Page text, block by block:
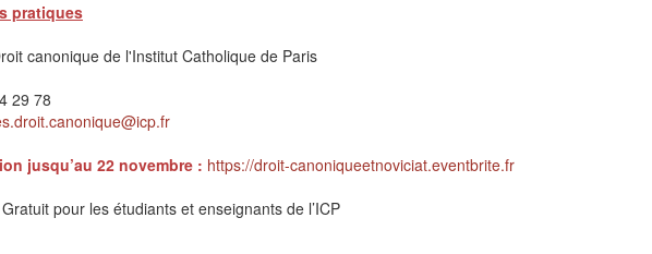
pratiques
canonique de l'Institut Catholique de Paris
29 78
jusqu’au 22 novembre : https://droit-canoniqueetnoviciat.eventbrite.fr
pour les étudiants et enseignants de l’ICP